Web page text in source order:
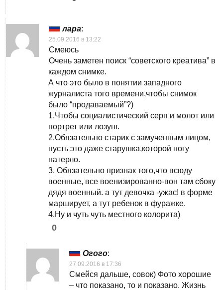
лара:
25.09.2016 в 13:22
Смеюсь
Очень заметен поиск “советского креатива” в
каждом снимке.
А что это было в понятии западного
журналиста того времени,чтобы снимок
было “продаваемый”?)
1.Чтобы социалистический серп и молот или
портрет или лозунг.
2.Обязательно старик с замученным лицом,
пусть это даже старушка,которой ногу
натерло.
3. Обязательно признак того,что всюду
военные, все военизированно-вон там сбоку
дядя военный. а тут девочка -ужас! в форме
марширует, а тут ребенок в фуражке.
4.Ну и чуть чуть местного колорита)
0
Огого:
27.09.2016 в 17:36
Смейся дальше, совок) Фото хорошие
– что показано, то и показано. Жизнь